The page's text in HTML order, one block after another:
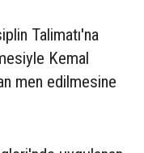
Talimatı'na
Kemal
men edilmesine